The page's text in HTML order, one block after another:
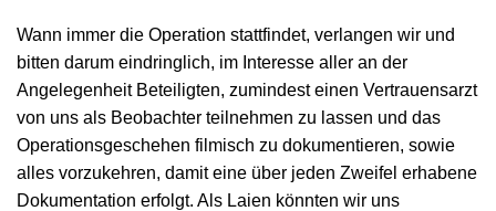
Wann immer die Operation stattfindet, verlangen wir und
bitten darum eindringlich, im Interesse aller an der
Angelegenheit Beteiligten, zumindest einen Vertrauensarzt
von uns als Beobachter teilnehmen zu lassen und das
Operationsgeschehen filmisch zu dokumentieren, sowie
alles vorzukehren, damit eine über jeden Zweifel erhabene
Dokumentation erfolgt. Als Laien könnten wir uns